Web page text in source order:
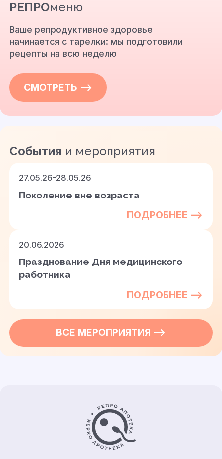
РЕПРОменю
Ваше репродуктивное здоровье
начинается с тарелки: мы подготовили
рецепты на всю неделю
СМОТРЕТЬ —>
События и мероприятия
ВСЕ МЕРОПРИЯТИЯ —>
27.05.26-28.05.26
Поколение вне возраста
ПОДРОБНЕЕ —>
20.06.2026
Празднование Дня медицинского
работника
ПОДРОБНЕЕ —>
Контакты и информация